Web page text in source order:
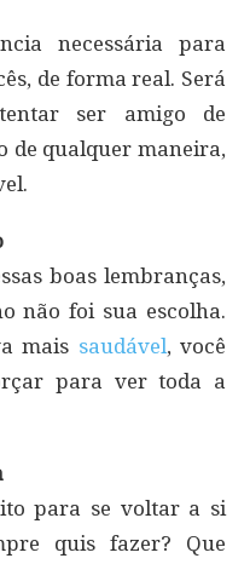
necessária para
de forma real. Será
ser amigo de
de qualquer maneira,
boas lembranças,
não foi sua escolha.
mais saudável, você
para ver toda a
para se voltar a si
quis fazer? Que